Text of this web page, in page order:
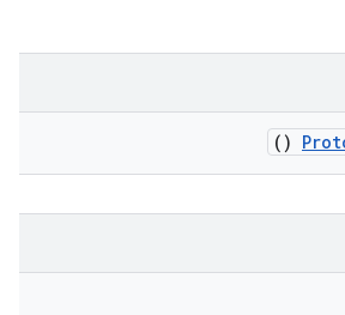
()